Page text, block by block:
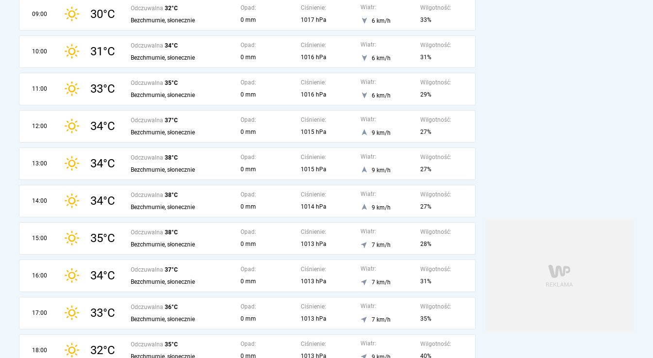
09:00 30°C Odczuwalna 32°C
Bezchmurnie, słonecznie
Opad:
0 mm
Ciśnienie:
1017 hPa
Wiatr:
6 km/h
Wilgotność:
33%
10:00 31°C Odczuwalna 34°C
Bezchmurnie, słonecznie
Opad:
0 mm
Ciśnienie:
1016 hPa
Wiatr:
6 km/h
Wilgotność:
31%
11:00 33°C Odczuwalna 35°C
Bezchmurnie, słonecznie
Opad:
0 mm
Ciśnienie:
1016 hPa
Wiatr:
6 km/h
Wilgotność:
29%
12:00 34°C Odczuwalna 37°C
Bezchmurnie, słonecznie
Opad:
0 mm
Ciśnienie:
1015 hPa
Wiatr:
9 km/h
Wilgotność:
27%
13:00 34°C Odczuwalna 38°C
Bezchmurnie, słonecznie
Opad:
0 mm
Ciśnienie:
1015 hPa
Wiatr:
9 km/h
Wilgotność:
27%
14:00 34°C Odczuwalna 38°C
Bezchmurnie, słonecznie
Opad:
0 mm
Ciśnienie:
1014 hPa
Wiatr:
9 km/h
Wilgotność:
27%
15:00 35°C Odczuwalna 38°C
Bezchmurnie, słonecznie
Opad:
0 mm
Ciśnienie:
1013 hPa
Wiatr:
7 km/h
Wilgotność:
28%
16:00 34°C Odczuwalna 37°C
Bezchmurnie, słonecznie
Opad:
0 mm
Ciśnienie:
1013 hPa
Wiatr:
7 km/h
Wilgotność:
31%
17:00 33°C Odczuwalna 36°C
Bezchmurnie, słonecznie
Opad:
0 mm
Ciśnienie:
1013 hPa
Wiatr:
7 km/h
Wilgotność:
35%
18:00 32°C Odczuwalna 35°C
Bezchmurnie, słonecznie
Opad:
0 mm
Ciśnienie:
1013 hPa
Wiatr:
Wilgotność:
40%